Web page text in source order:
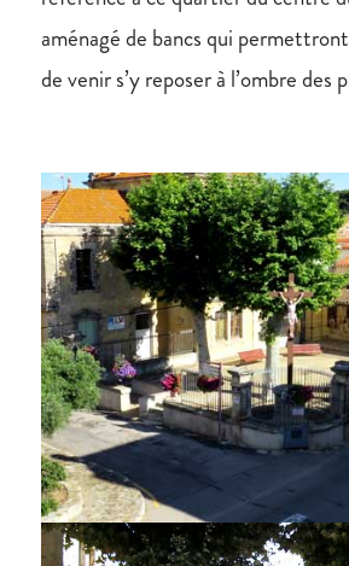
aménagé de bancs qui
de venir s’y reposer à l’ombre des